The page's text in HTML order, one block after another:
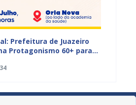
Prefeitura de Juazeiro
Protagonismo 60+ para